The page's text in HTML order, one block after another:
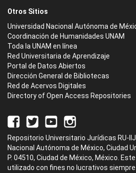
Otros Sitios
Universidad Nacional Autónoma de
Coordinación de Humanidades UNAM
Toda la UNAM en línea
Red Universitaria de Aprendizaje
Portal de Datos Abiertos
Dirección General de Bibliotecas
Red de Acervos Digitales
Directory of Open Access Repositories
Repositorio Universitario Jurídicas RU-
Nacional Autónoma de México, Ciudad
P. 04510, Ciudad de México, México.
utilizado con fines no lucrativos